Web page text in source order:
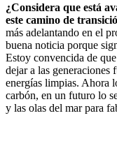
¿Considera que está
este camino de
más adelantando en el
buena noticia porque
Estoy convencida de
dejar a las generaciones
energías limpias. Ahora
carbón, en un futuro lo
y las olas del mar para